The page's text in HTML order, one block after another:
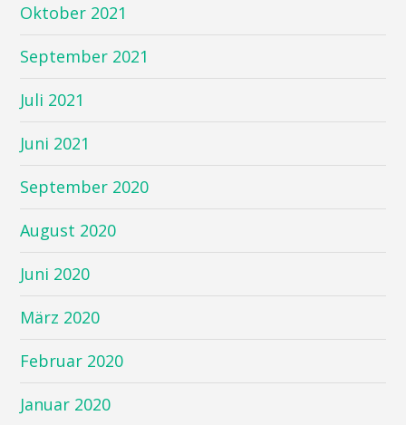
Oktober 2021
September 2021
Juli 2021
Juni 2021
September 2020
August 2020
Juni 2020
März 2020
Februar 2020
Januar 2020